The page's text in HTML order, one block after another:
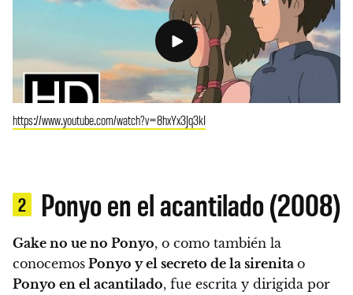
https://www.youtube.com/watch?v=8hxYx3Jq3kI
2 Ponyo en el acantilado (2008)
Gake no ue no Ponyo, o como también la
conocemos Ponyo y el secreto de la sirenita o
Ponyo en el acantilado, fue escrita y dirigida por